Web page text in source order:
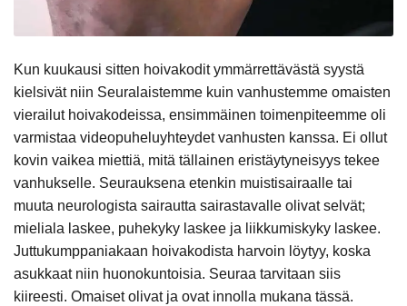
Kun kuukausi sitten hoivakodit ymmärrettävästä syystä
kielsivät niin Seuralaistemme kuin vanhustemme omaisten
vierailut hoivakodeissa, ensimmäinen toimenpiteemme oli
varmistaa videopuheluyhteydet vanhusten kanssa. Ei ollut
kovin vaikea miettiä, mitä tällainen eristäytyneisyys tekee
vanhukselle. Seurauksena etenkin muistisairaalle tai
muuta neurologista sairautta sairastavalle olivat selvät;
mieliala laskee, puhekyky laskee ja liikkumiskyky laskee.
Juttukumppaniakaan hoivakodista harvoin löytyy, koska
asukkaat niin huonokuntoisia. Seuraa tarvitaan siis
kiireesti. Omaiset olivat ja ovat innolla mukana tässä.